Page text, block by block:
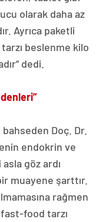
olarak daha az
Ayrıca paketli
beslenme kilo
dedi.
Doç. Dr.
endokrin ve
göz ardı
muayene şarttır.
rağmen
food tarzı